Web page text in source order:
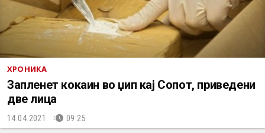
ХРОНИКА
Запленет кокаин во џип кај Сопот, приведени
две лица
14.04.2021. 09:25